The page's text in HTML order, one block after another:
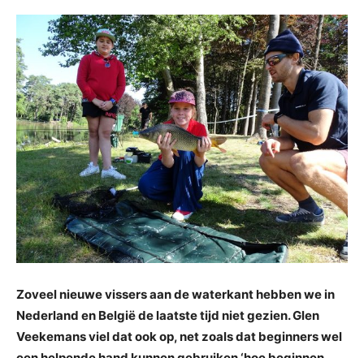
Zoveel nieuwe vissers aan de waterkant hebben we in
Nederland en België de laatste tijd niet gezien. Glen
Veekemans viel dat ook op, net zoals dat beginners wel